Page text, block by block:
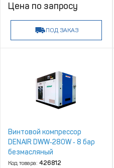
Цена по запросу
ПОД ЗАКАЗ
Винтовой компрессор
DENAIR DWW‑280W ‑ 8 бар
безмасляный
Код товара: 426812